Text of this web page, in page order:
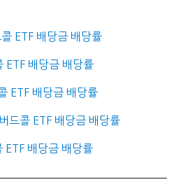
ETF 배당금 배당률
ETF 배당금 배당률
ETF 배당금 배당률
콜 ETF 배당금 배당률
배당금 배당률